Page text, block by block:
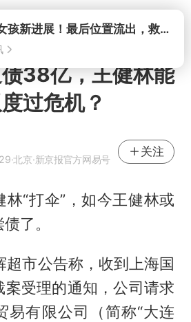
打开22岁失联女孩新进展！最后位置流出，救援队再曝两大噩耗母亲崩溃
38亿，王健林能
过危机？
·北京·新京报官方网易号
关注
“打伞”，如今王健林或
了。
超市公告称，收到上海国
案受理的通知，公司请求
易有限公司（简称“大连